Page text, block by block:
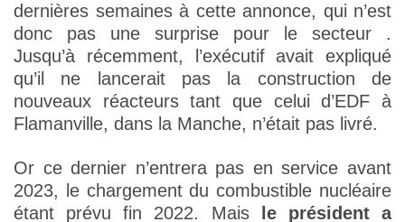
dernières semaines à cette annonce, qui n’est
donc pas une surprise pour le secteur .
Jusqu’à récemment, l’exécutif avait expliqué
qu’il ne lancerait pas la construction de
nouveaux réacteurs tant que celui d’EDF à
Flamanville, dans la Manche, n’était pas livré.
Or ce dernier n’entrera pas en service avant
2023, le chargement du combustible nucléaire
étant prévu fin 2022. Mais
le président a